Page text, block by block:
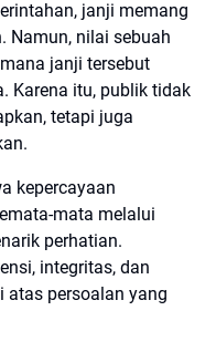
janji memang
Namun, nilai sebuah
janji tersebut
Karena itu, publik tidak
tetapi juga
kepercayaan
mata melalui
perhatian.
integritas, dan
atas persoalan yang